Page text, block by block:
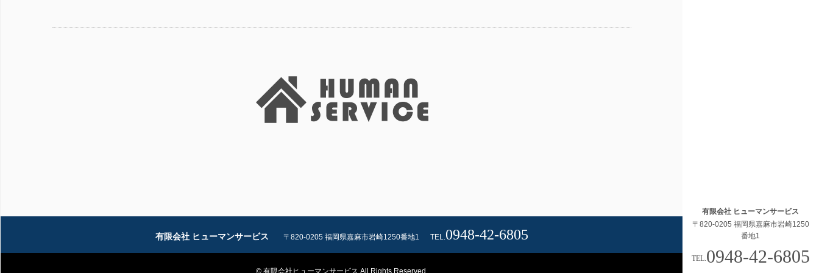
有限会社 ヒューマンサービス
〒820-0205 福岡県嘉麻市岩崎1250
番地1
TEL. 0948-42-6805
有限会社 ヒューマンサービス 〒820-0205 福岡県嘉麻市岩崎1250番地1 TEL.0948-42-6805
© 有限会社ヒューマンサービス All Rights Reserved.